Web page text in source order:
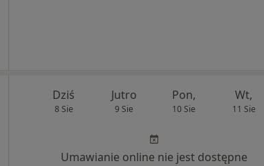
Dziś
8 Sie
Jutro
9 Sie
Pon,
10 Sie
Wt,
11 Sie
Umawianie online nie jest dostępne